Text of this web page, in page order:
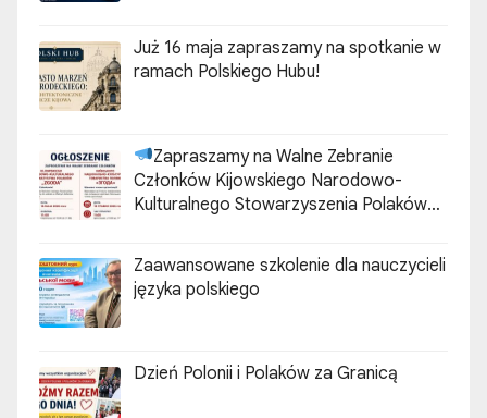
Już 16 maja zapraszamy na spotkanie w
ramach Polskiego Hubu!
Zapraszamy na Walne Zebranie
Członków Kijowskiego Narodowo-
Kulturalnego Stowarzyszenia Polaków
Zaawansowane szkolenie dla nauczycieli
języka polskiego
Dzień Polonii i Polaków za Granicą